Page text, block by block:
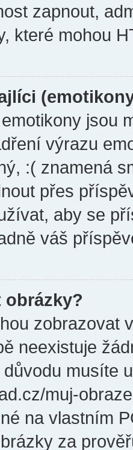
zapnout,
které mohou
jsou
výrazu
:( znamená
přes
aby se
váš
obrázky?
zobrazovat
neexistuje
musíte
muj-
na vlastním
za